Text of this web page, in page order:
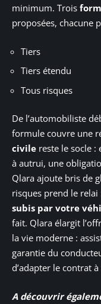
minimum. Trois
proposées, chacune
Tiers
Tiers étendu
Tous risques
De l’automobiliste
formule couvre une
civile reste le socle :
à autrui, une
Qlara ajoute bris de
risques prend le relai
subis par votre
fait. Qlara élargit
la vie moderne :
garantie du
d’adapter le contrat
A découvrir